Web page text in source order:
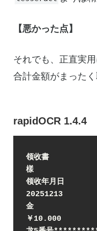
【悪かった点】
それでも、正直実
合計金額がまった
rapidOCR 1.4.4
领收書
樣
领收年月日
20251213
金
￥10.000